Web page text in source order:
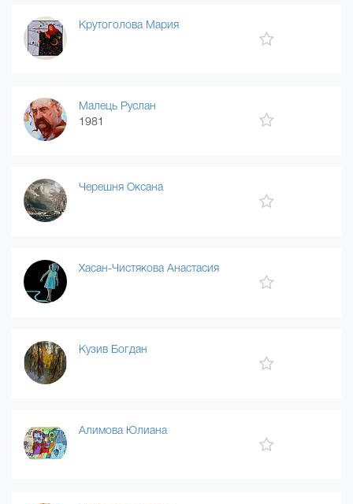
Крутоголова Мария
Малець Руслан
1981
Черешня Оксана
Хасан-Чистякова Анастасия
Кузив Богдан
Алимова Юлиана